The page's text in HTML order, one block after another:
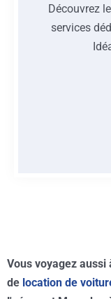
Découvrez
services
Vous voyagez aussi
de location de